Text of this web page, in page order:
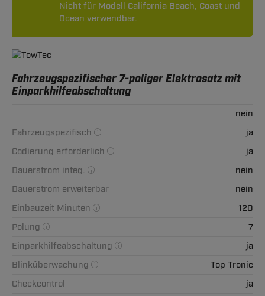
Nicht für Modell California Beach, Coast und
Ocean verwendbar.
Fahrzeugspezifischer 7-poliger Elektrosatz mit
Einparkhilfeabschaltung
nein
Fahrzeugspezifisch
ja
Codierung erforderlich
ja
Dauerstrom integ.
nein
Dauerstrom erweiterbar
nein
Einbauzeit Minuten
120
Polung
7
Einparkhilfeabschaltung
ja
Blinküberwachung
Top Tronic
Checkcontrol
ja